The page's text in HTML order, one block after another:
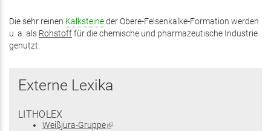
Die sehr reinen Kalksteineder Obere-Felsenkalke-Formation werden
u. a. als Rohstofffür die chemische und pharmazeutische Industrie
genutzt.
Externe Lexika
LITHOLEX
Weißjura-Gruppe(Link